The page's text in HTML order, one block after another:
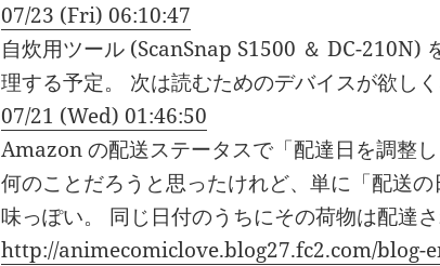
07/23 (Fri) 06:10:47
自炊用ツール (ScanSnap S1500 ＆ DC-210N)
理する予定。 次は読むためのデバイスが欲しく
07/21 (Wed) 01:46:50
Amazon の配送ステータスで「配達日を調整
何のことだろうと思ったけれど、単に「配送
味っぽい。 同じ日付のうちにその荷物は配達さ
http://animecomiclove.blog27.fc2.com/blog-